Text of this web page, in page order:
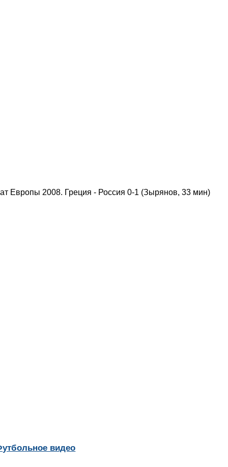
Европы 2008. Греция - Россия 0-1 (Зырянов, 33 мин)
видео